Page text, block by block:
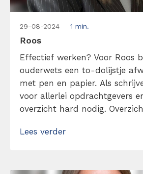
29-08-2024 1 min.
Roos
Effectief werken? Voor Roos
ouderwets een to-dolijstje
met pen en papier. Als
voor allerlei opdrachtgevers
overzicht hard nodig.
artikel dan zit ze vaak in zo’n
Lees verder